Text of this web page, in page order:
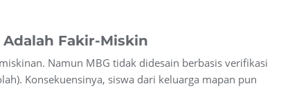
Fakir-Miskin
Namun MBG tidak didesain berbasis verifikasi
Konsekuensinya, siswa dari keluarga mapan pun